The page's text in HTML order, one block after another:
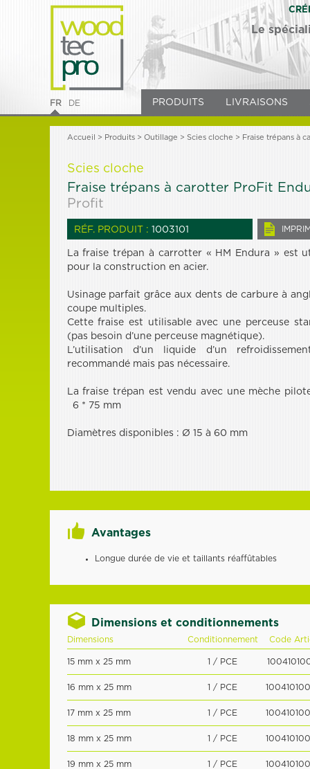
FR DE
Le
PRODUITS LIVRAISONS
Accueil > Produits> Outillage > Scies cloche > Fraise trépans à
Scies cloche
Fraise trépans à carotter ProFit
Profit
RÉF. PRODUIT : 1003101
La fraise trépan à carrotter « HM Endura » est
pour la construction en acier.
Usinage parfait grâce aux dents de carbure à
coupe multiples.
Cette fraise est utilisable avec une perceuse
(pas besoin d’une perceuse magnétique).
L’utilisation d’un liquide d’un
recommandé mais pas nécessaire.
La fraise trépan est vendu avec une mèche
6 * 75 mm
Diamètres disponibles : Ø 15 à 60 mm
Avantages
Longue durée de vie et taillants réaffûtables
Dimensions et conditionnements
Dimensions Conditionnement Code
15 mm x 25 mm 1 / PCE
16 mm x 25 mm 1 / PCE
17 mm x 25 mm 1 / PCE
18 mm x 25 mm 1 / PCE
19 mm x 25 mm 1 / PCE